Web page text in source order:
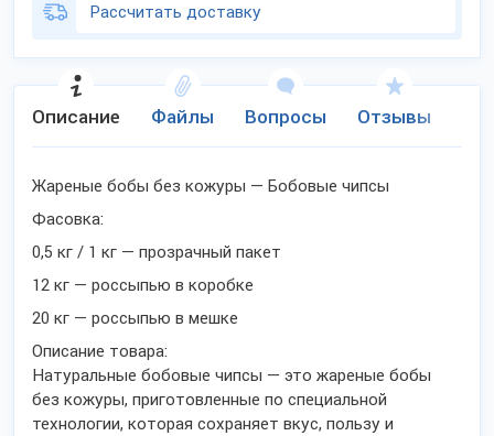
Рассчитать доставку
Описание Файлы Вопросы Отзывы
Жареные бобы без кожуры — Бобовые чипсы
Фасовка:
0,5 кг / 1 кг — прозрачный пакет
12 кг — россыпью в коробке
20 кг — россыпью в мешке
Описание товара:
Натуральные бобовые чипсы — это жареные бобы
без кожуры, приготовленные по специальной
технологии, которая сохраняет вкус, пользу и